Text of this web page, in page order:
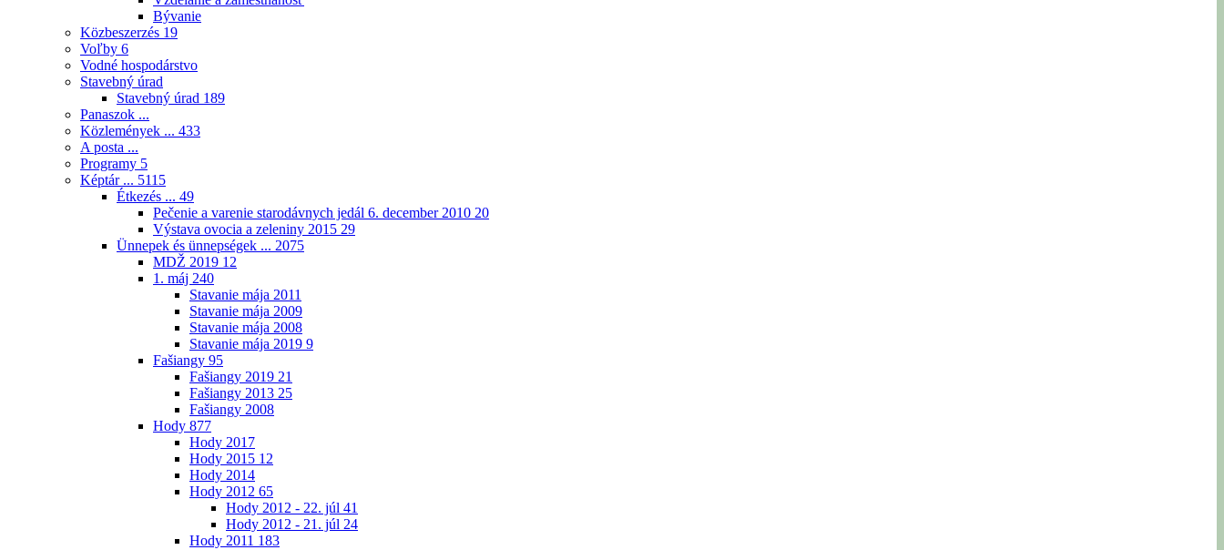
Bývanie
Közbeszerzés 19
Voľby 6
Vodné hospodárstvo
Stavebný úrad
Stavebný úrad 189
Panaszok ...
Közlemények ... 433
A posta ...
Programy 5
Képtár ... 5115
Étkezés ... 49
Pečenie a varenie starodávnych jedál 6. december 2010 20
Výstava ovocia a zeleniny 2015 29
Ünnepek és ünnepségek ... 2075
MDŽ 2019 12
1. máj 240
Stavanie mája 2011
Stavanie mája 2009
Stavanie mája 2008
Stavanie mája 2019 9
Fašiangy 95
Fašiangy 2019 21
Fašiangy 2013 25
Fašiangy 2008
Hody 877
Hody 2017
Hody 2015 12
Hody 2014
Hody 2012 65
Hody 2012 - 22. júl 41
Hody 2012 - 21. júl 24
Hody 2011 183